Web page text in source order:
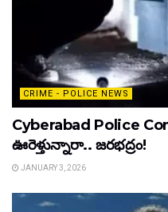
CRIME - POLICE NEWS
Cyberabad Police
ఊరెళ్తున్నారా.. జరభద్రం!
JANUARY 3, 2026